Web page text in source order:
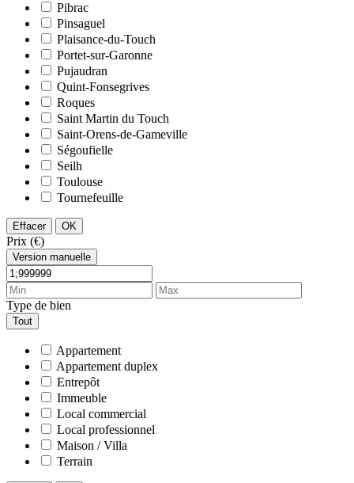
Pibrac
Pinsaguel
Plaisance-du-Touch
Portet-sur-Garonne
Pujaudran
Quint-Fonsegrives
Roques
Saint Martin du Touch
Saint-Orens-de-Gameville
Ségoufielle
Seilh
Toulouse
Tournefeuille
Effacer OK
Prix (€)
Version manuelle
Type de bien
Tout
Appartement
Appartement duplex
Entrepôt
Immeuble
Local commercial
Local professionnel
Maison / Villa
Terrain